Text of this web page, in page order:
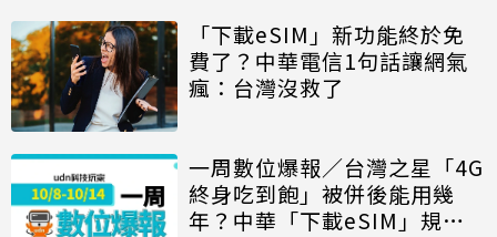
「下載eSIM」新功能終於免
費了？中華電信1句話讓網氣
瘋：台灣沒救了
一周數位爆報／台灣之星「4G
終身吃到飽」被併後能用幾
年？中華「下載eSIM」規則